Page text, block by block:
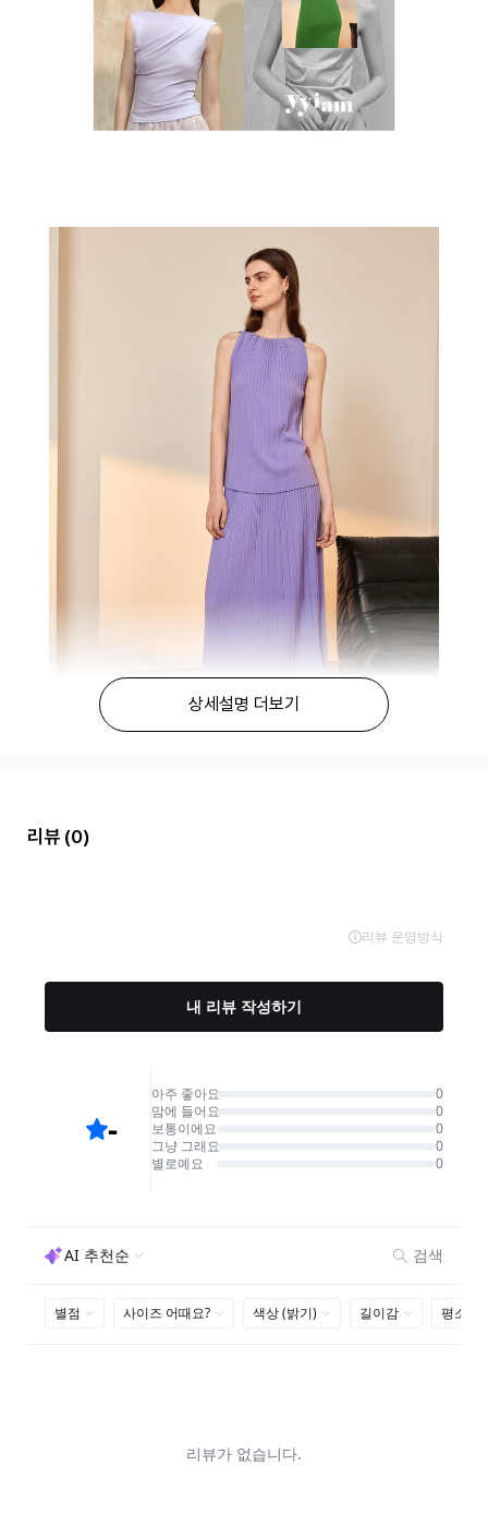
상세설명 더보기
리뷰 (0)